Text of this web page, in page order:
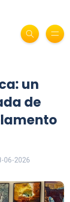
un
de
06-2026